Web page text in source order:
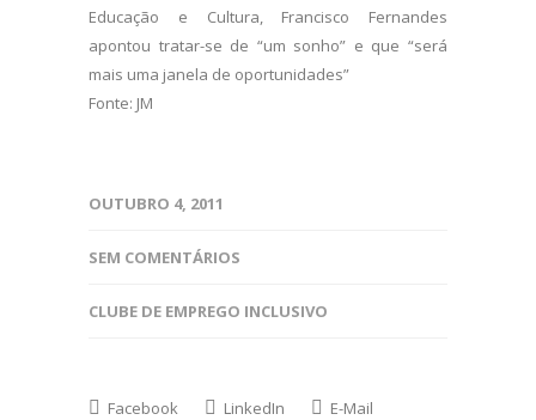
Educação e Cultura, Francisco Fernandes
apontou tratar-se de “um sonho” e que “será
mais uma janela de oportunidades”
Fonte: JM
OUTUBRO 4, 2011
SEM COMENTÁRIOS
CLUBE DE EMPREGO INCLUSIVO
Facebook LinkedIn E-Mail